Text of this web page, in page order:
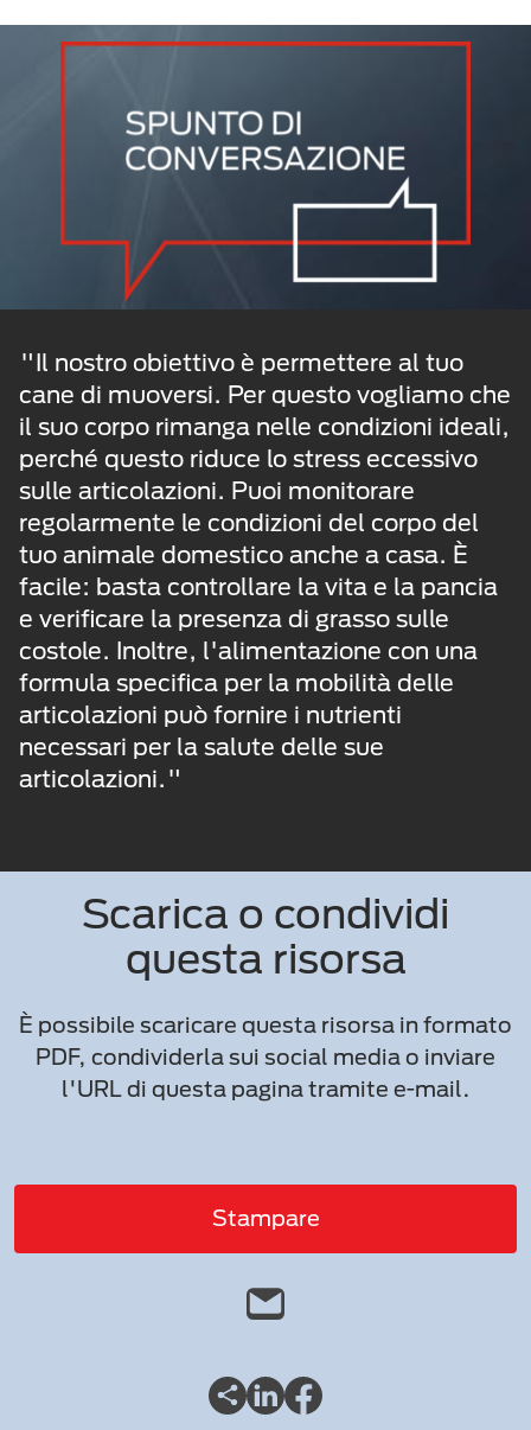
"Il nostro obiettivo è permettere al tuo
cane di muoversi. Per questo vogliamo che
il suo corpo rimanga nelle condizioni ideali,
perché questo riduce lo stress eccessivo
sulle articolazioni. Puoi monitorare
regolarmente le condizioni del corpo del
tuo animale domestico anche a casa. È
facile: basta controllare la vita e la pancia
e verificare la presenza di grasso sulle
costole. Inoltre, l'alimentazione con una
formula specifica per la mobilità delle
articolazioni può fornire i nutrienti
necessari per la salute delle sue
articolazioni."
Scarica o condividi
questa risorsa
È possibile scaricare questa risorsa in formato
PDF, condividerla sui social media o inviare
l'URL di questa pagina tramite e-mail.
Stampare